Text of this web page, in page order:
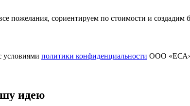
пожелания, сориентируем по стоимости и создадим
условиями политики конфиденциальности ООО
идею